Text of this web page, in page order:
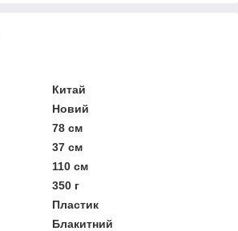
Китай
Новий
78 см
37 см
110 см
350 г
Пластик
Блакитний